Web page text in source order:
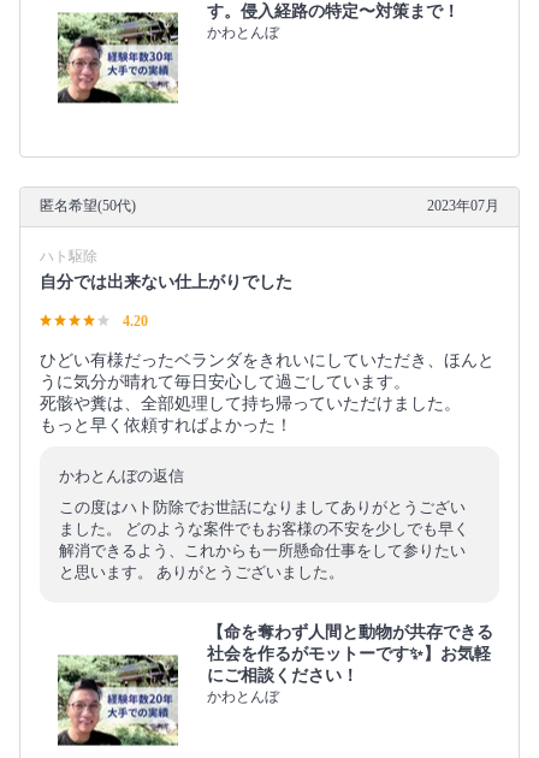
す。侵入経路の特定〜対策まで！
かわとんぼ
匿名希望(50代) 2023年07月
ハト駆除
自分では出来ない仕上がりでした
4.20
ひどい有様だったベランダをきれいにしていただき、ほんと
うに気分が晴れて毎日安心して過ごしています。
死骸や糞は、全部処理して持ち帰っていただけました。
もっと早く依頼すればよかった！
かわとんぼの返信
この度はハト防除でお世話になりましてありがとうござい
ました。 どのような案件でもお客様の不安を少しでも早く
解消できるよう、これからも一所懸命仕事をして参りたい
と思います。 ありがとうございました。
【命を奪わず人間と動物が共存できる
社会を作るがモットーです✨】お気軽
にご相談ください！
かわとんぼ